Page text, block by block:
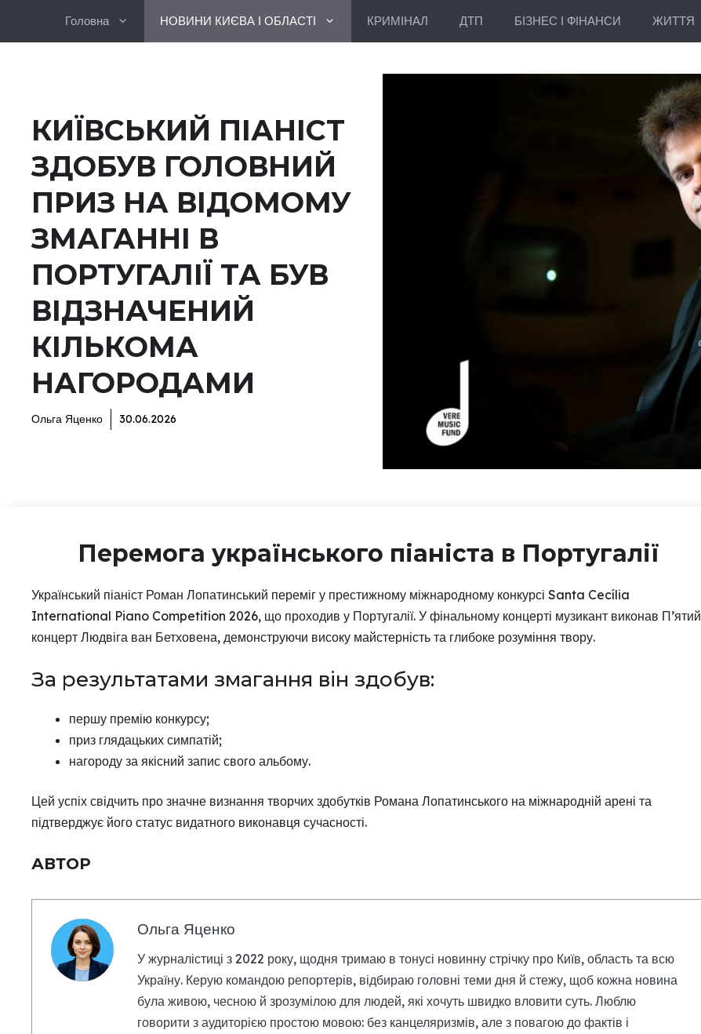
Головна НОВИНИ КИЄВА І ОБЛАСТІ КРИМІНАЛ ДТП БІЗНЕС І ФІНАНСИ ЖИТТЯ
КИЇВСЬКИЙ ПІАНІСТ
ЗДОБУВ ГОЛОВНИЙ
ПРИЗ НА ВІДОМОМУ
ЗМАГАННІ В
ПОРТУГАЛІЇ ТА БУВ
ВІДЗНАЧЕНИЙ
КІЛЬКОМА
НАГОРОДАМИ
Ольга Яценко 30.06.2026
Перемога українського піаніста в Португалії
Український піаніст Роман Лопатинський переміг у престижному міжнародному конкурсі Santa Cecília
International Piano Competition 2026, що проходив у Португалії. У фінальному концерті музикант виконав П’ятий
концерт Людвіга ван Бетховена, демонструючи високу майстерність та глибоке розуміння твору.
За результатами змагання він здобув:
першу премію конкурсу;
приз глядацьких симпатій;
нагороду за якісний запис свого альбому.
Цей успіх свідчить про значне визнання творчих здобутків Романа Лопатинського на міжнародній арені та
підтверджує його статус видатного виконавця сучасності.
АВТОР
Ольга Яценко
У журналістиці з 2022 року, щодня тримаю в тонусі новинну стрічку про Київ, область та всю
Україну. Керую командою репортерів, відбираю головні теми дня й стежу, щоб кожна новина
була живою, чесною й зрозумілою для людей, які хочуть швидко вловити суть. Люблю
говорити з аудиторією простою мовою: без канцеляризмів, але з повагою до фактів і